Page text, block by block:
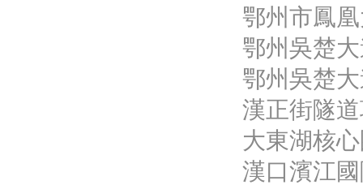
鄂州市鳳
鄂州吳楚
鄂州吳楚
漢正街隧
大東湖核
漢口濱江